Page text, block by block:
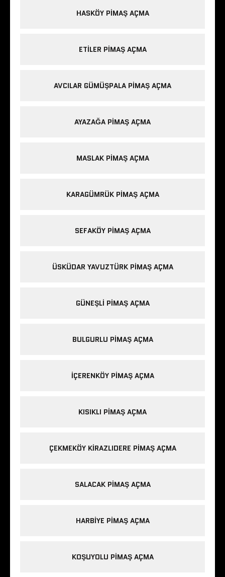
HASKÖY PIMAŞ AÇMA
ETILER PIMAŞ AÇMA
AVCILAR GÜMÜŞPALA PIMAŞ AÇMA
AYAZAĞA PIMAŞ AÇMA
MASLAK PIMAŞ AÇMA
KARAGÜMRÜK PIMAŞ AÇMA
SEFAKÖY PIMAŞ AÇMA
ÜSKÜDAR YAVUZTÜRK PIMAŞ AÇMA
GÜNEŞLI PIMAŞ AÇMA
BULGURLU PIMAŞ AÇMA
IÇERENKÖY PIMAŞ AÇMA
KISIKLI PIMAŞ AÇMA
ÇEKMEKÖY KIRAZLIDERE PIMAŞ AÇMA
SALACAK PIMAŞ AÇMA
HARBIYE PIMAŞ AÇMA
KOŞUYOLU PIMAŞ AÇMA